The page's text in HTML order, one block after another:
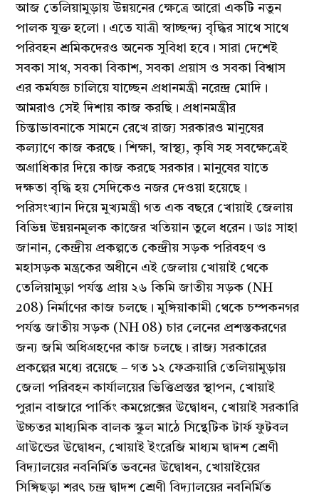
আজ তেলিয়ামুড়ায় উন্নয়নের ক্ষেত্রে আরো একটি নতুন
পালক যুক্ত হলো। এতে যাত্রী স্বাচ্ছন্দ্য বৃদ্ধির সাথে সাথে
পরিবহন শ্রমিকদেরও অনেক সুবিধা হবে। সারা দেশেই
সবকা সাথ, সবকা বিকাশ, সবকা প্রয়াস ও সবকা বিশ্বাস
এর কর্মযজ্ঞ চালিয়ে যাচ্ছেন প্রধানমন্ত্রী নরেন্দ্র মোদি।
আমরাও সেই দিশায় কাজ করছি। প্রধানমন্ত্রীর
চিন্তাভাবনাকে সামনে রেখে রাজ্য সরকারও মানুষের
কল্যাণে কাজ করছে। শিক্ষা, স্বাস্থ্য, কৃষি সহ সবক্ষেত্রেই
অগ্রাধিকার দিয়ে কাজ করছে সরকার। মানুষের যাতে
দক্ষতা বৃদ্ধি হয় সেদিকেও নজর দেওয়া হয়েছে।
পরিসংখ্যান দিয়ে মুখ্যমন্ত্রী গত এক বছরে খোয়াই জেলায়
বিভিন্ন উন্নয়নমূলক কাজের খতিয়ান তুলে ধরেন। ডাঃ সাহা
জানান, কেন্দ্রীয় প্রকল্পতে কেন্দ্রীয় সড়ক পরিবহণ ও
মহাসড়ক মন্ত্রকের অধীনে এই জেলায় খোয়াই থেকে
তেলিয়ামুড়া পর্যন্ত প্রায় ২৬ কিমি জাতীয় সড়ক (NH
208) নির্মাণের কাজ চলছে। মুঙ্গিয়াকামী থেকে চম্পকনগর
পর্যন্ত জাতীয় সড়ক (NH 08) চার লেনের প্রশস্তকরণের
জন্য জমি অধিগ্রহণের কাজ চলছে। রাজ্য সরকারের
প্রকল্পের মধ্যে রয়েছে – গত ১২ ফেব্রুয়ারি তেলিয়ামুড়ায়
জেলা পরিবহন কার্যালয়ের ভিত্তিপ্রস্তর স্থাপন, খোয়াই
পুরান বাজারে পার্কিং কমপ্লেক্সের উদ্বোধন, খোয়াই সরকারি
উচ্চতর মাধ্যমিক বালক স্কুল মাঠে সিন্থেটিক টার্ফ ফুটবল
গ্রাউন্ডের উদ্বোধন, খোয়াই ইংরেজি মাধ্যম দ্বাদশ শ্রেণী
বিদ্যালয়ের নবনির্মিত ভবনের উদ্বোধন, খোয়াইয়ের
সিঙ্গিছড়া শরৎ চন্দ্র দ্বাদশ শ্রেণী বিদ্যালয়ের নবনির্মিত